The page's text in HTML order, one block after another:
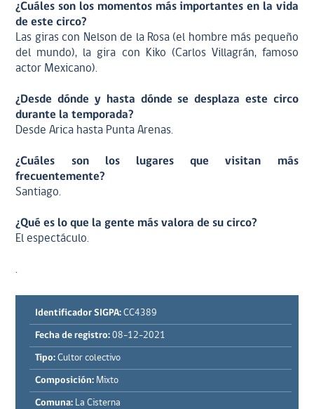
¿Cuáles son los momentos más importantes en la vida
de este circo?
Las giras con Nelson de la Rosa (el hombre más pequeño
del mundo), la gira con Kiko (Carlos Villagrán, famoso
actor Mexicano).
¿Desde dónde y hasta dónde se desplaza este circo
durante la temporada?
Desde Arica hasta Punta Arenas.
¿Cuáles son los lugares que visitan más
frecuentemente?
Santiago.
¿Qué es lo que la gente más valora de su circo?
El espectáculo.
.
Identificador SIGPA: CC4389
Fecha de registro: 08-12-2021
Tipo: Cultor colectivo
Composición: Mixto
Comuna: La Cisterna